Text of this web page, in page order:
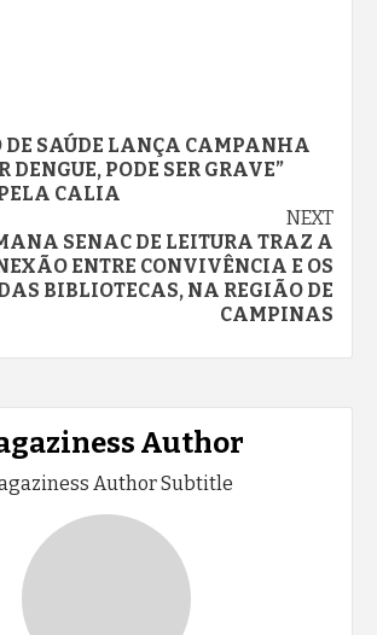
DE SAÚDE LANÇA CAMPANHA
DENGUE, PODE SER GRAVE”
CALIA
NEXT
SENAC DE LEITURA TRAZ A
ENTRE CONVIVÊNCIA E OS
BIBLIOTECAS, NA REGIÃO DE
CAMPINAS
Author
Author Subtitle